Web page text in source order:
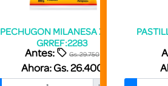
PECHUGON MILANESA X 800
GRREF:2283
Antes: Gs. 29.750
Ahora: Gs. 26.400